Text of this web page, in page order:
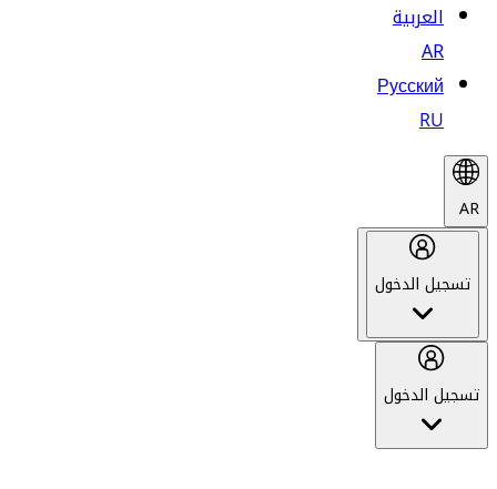
العربية
AR
Русский
RU
AR
تسجيل الدخول
تسجيل الدخول